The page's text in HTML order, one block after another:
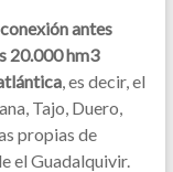
antes
20.000 hm3
, es decir, el
Tajo, Duero,
propias de
el Guadalquivir.